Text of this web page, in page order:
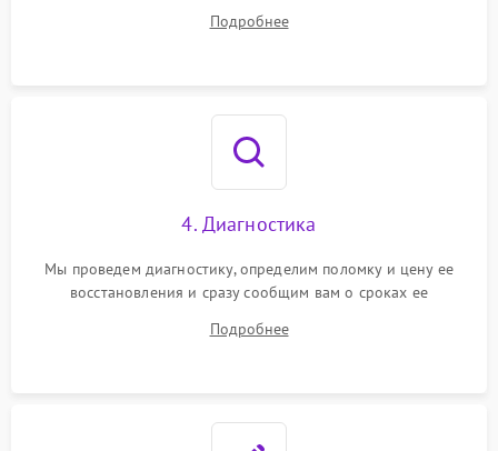
Подробнее
4. Диагностика
Мы проведем диагностику, определим поломку и цену ее
восстановления и сразу сообщим вам о сроках ее
Подробнее